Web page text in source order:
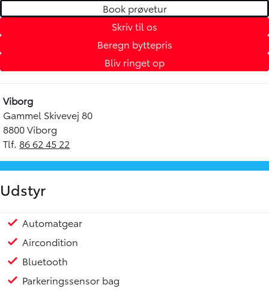
Book prøvetur
Skriv til os
Beregn byttepris
Bliv ringet op
Viborg
Gammel Skivevej 80
8800 Viborg
Tlf. 86 62 45 22
Udstyr
Automatgear
Aircondition
Bluetooth
Parkeringssensor bag